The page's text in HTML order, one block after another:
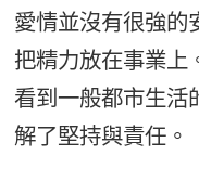
愛情並沒有很強的
把精力放在事業上
看到一般都市生活
解了堅持與責任。